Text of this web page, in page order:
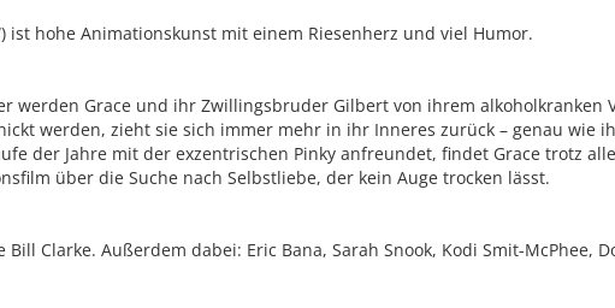
ist hohe Animationskunst mit einem Riesenherz und viel Humor.
werden Grace und ihr Zwillingsbruder Gilbert von ihrem alkoholkranken
werden, zieht sie sich immer mehr in ihr Inneres zurück – genau wie
der Jahre mit der exzentrischen Pinky anfreundet, findet Grace trotz
über die Suche nach Selbstliebe, der kein Auge trocken lässt.
Clarke. Außerdem dabei: Eric Bana, Sarah Snook, Kodi Smit-McPhee,